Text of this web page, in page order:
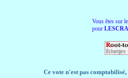
Vous êtes sur
pour
Ce vote n'est pas